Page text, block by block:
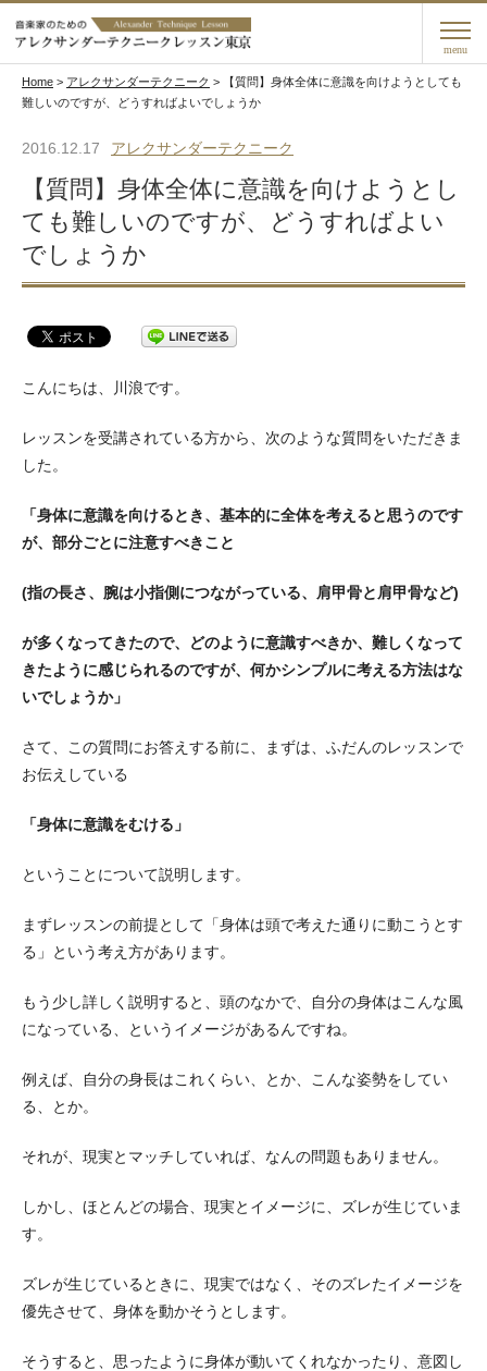
menu
Home > アレクサンダーテクニーク >
【質問】身体全体に意識を向けようとしても
難しいのですが、どうすればよいでしょうか
2016.12.17 アレクサンダーテクニーク
【質問】身体全体に意識を向けようとし
ても難しいのですが、どうすればよい
でしょうか
こんにちは、川浪です。
レッスンを受講されている方から、次のような質問をいただきま
した。
「身体に意識を向けるとき、基本的に全体を考えると思うのです
が、部分ごとに注意すべきこと
(指の長さ、腕は小指側につながっている、肩甲骨と肩甲骨など)
が多くなってきたので、どのように意識すべきか、難しくなって
きたように感じられるのですが、何かシンプルに考える方法はな
いでしょうか」
さて、この質問にお答えする前に、まずは、ふだんのレッスンで
お伝えしている
「身体に意識をむける」
ということについて説明します。
まずレッスンの前提として「身体は頭で考えた通りに動こうとす
る」という考え方があります。
もう少し詳しく説明すると、頭のなかで、自分の身体はこんな風
になっている、というイメージがあるんですね。
例えば、自分の身長はこれくらい、とか、こんな姿勢をしてい
る、とか。
それが、現実とマッチしていれば、なんの問題もありません。
しかし、ほとんどの場合、現実とイメージに、ズレが生じていま
す。
ズレが生じているときに、現実ではなく、そのズレたイメージを
優先させて、身体を動かそうとします。
そうすると、思ったように身体が動いてくれなかったり、意図し